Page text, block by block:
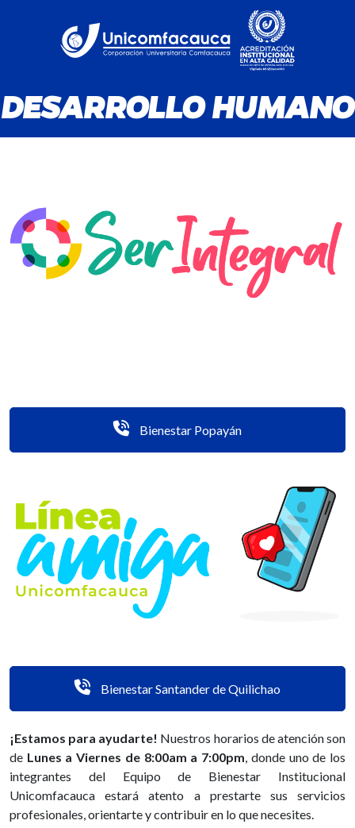
DESARROLLO HUMANO
Bienestar Popayán
Bienestar Santander de Quilichao
¡Estamos para ayudarte! Nuestros horarios de atención son
de Lunes a Viernes de 8:00am a 7:00pm, donde uno de los
integrantes del Equipo de Bienestar Institucional
Unicomfacauca estará atento a prestarte sus servicios
profesionales, orientarte y contribuir en lo que necesites.